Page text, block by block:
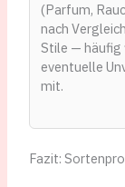
(Parfum,
nach
Stile — häufig
eventuelle
mit.
Fazit: